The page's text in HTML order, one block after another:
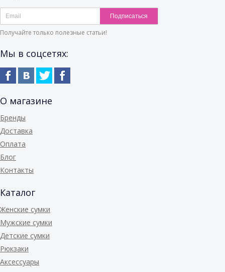
Подписаться
Получайте только полезные статьи!
Мы в соцсетях:
О магазине
Бренды
Доставка
Оплата
Блог
Контакты
Каталог
Женские сумки
Мужские сумки
Детские сумки
Рюкзаки
Аксессуары